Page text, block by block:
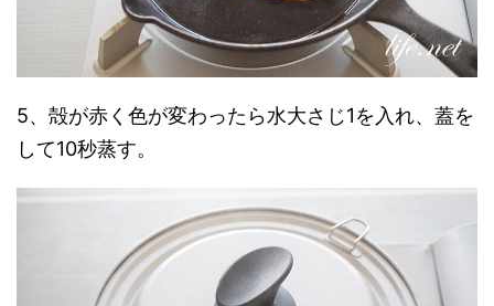
5、殻が赤く色が変わったら水大さじ1を入れ、蓋を
して10秒蒸す。